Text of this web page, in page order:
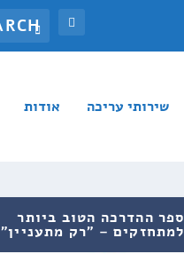
שירותי עריכה אודות
ספר ההדרכה הטוב ביותר
למתחזקים – "רק מתעניין"